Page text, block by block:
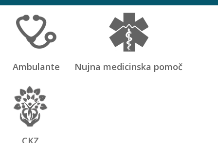
Ambulante Nujna medicinska pomoč